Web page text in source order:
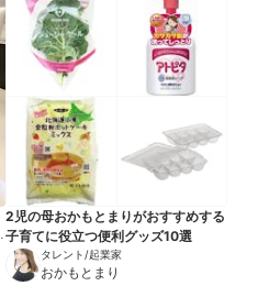
2児の母おかもとまりがおすすめする
子育てに役立つ便利グッズ10選
タレント/起業家
おかもとまり